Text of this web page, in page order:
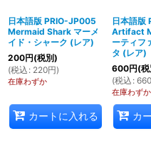
日本語版 PRIO-JP005
Mermaid Shark マーメ
イド・シャーク (レア)
200円(税別)
(税込 : 220円)
在庫わずか
カートに入れる
日本語版
Artifact
ーティフ
タ (レア)
600円(
(税込 : 660
在庫わずか
カ